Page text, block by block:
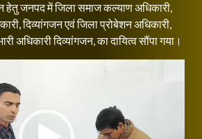
हेतु जनपद में जिला समाज कल्याण अधिकारी,
दिव्यांगजन एवं जिला प्रोबेशन अधिकारी,
अधिकारी दिव्यांगजन, का दायित्व सौंपा गया।